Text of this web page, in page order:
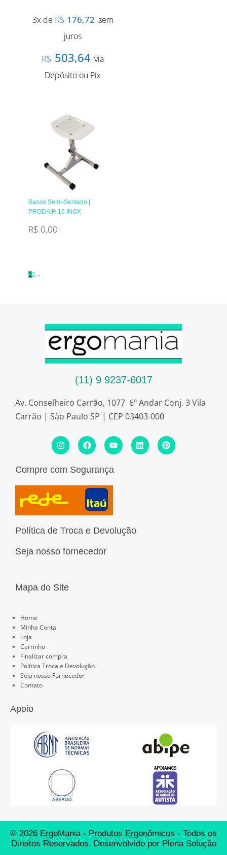
3x de R$ 176,72 sem
juros
R$ 503,64 via
Depósito ou Pix
Banco Semi-Sentado |
PRODAIR 16 INOX
R$ 0,00
12 →
(11) 9 9237-6017
Av. Conselheiro Carrão, 1077 6º Andar Conj. 3 Vila
Carrão | São Paulo SP | CEP 03403-000
I
n
s
a
r
a
m
F
a
c
b
o
k
Y
o
u
u
e
L
i
n
P
i
n
Compre com Segurança
Política de Troca e Devolução
Seja nosso fornecedor
Mapa do Site
Home
Minha Conta
Loja
Carrinho
Finalizar compra
Política Troca e Devolução
Seja nosso Fornecedor
Contato
Apoio
© 2026 ErgoMania - Produtos Ergonômicos - Todos os
Direitos Reservados. Desenvolvido porPlena Solução